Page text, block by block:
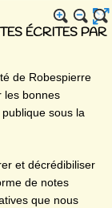
ÉCRITES PAR
de Robespierre
les bonnes
sous la
et décrédibiliser
de notes
que nous